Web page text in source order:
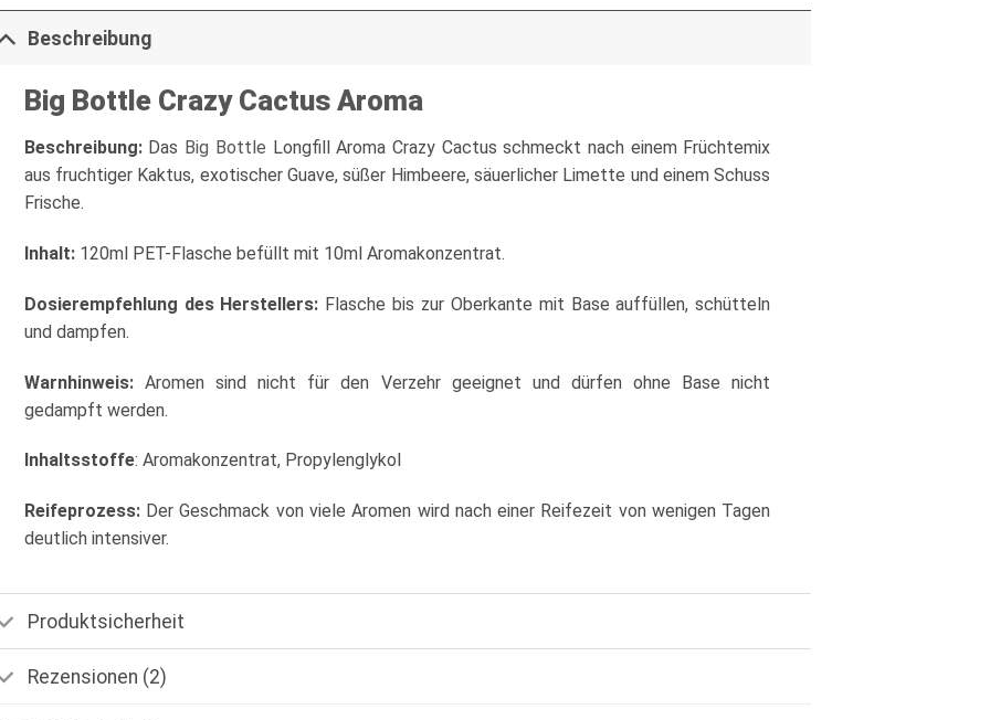
Beschreibung
Big Bottle Crazy Cactus Aroma
Beschreibung:Das Big Bottle Longfill Aroma Crazy Cactus schmeckt nach einem Früchtemix
aus fruchtiger Kaktus, exotischer Guave, süßer Himbeere, säuerlicher Limette und einem Schuss
Frische.
Inhalt:120ml PET-Flasche befüllt mit 10ml Aromakonzentrat.
Dosierempfehlung des Herstellers: Flasche bis zur Oberkante mit Base auffüllen, schütteln
und dampfen.
Warnhinweis:Aromen sind nicht für den Verzehr geeignet und dürfen ohne Base nicht
gedampft werden.
Inhaltsstoffe: Aromakonzentrat, Propylenglykol
Reifeprozess:Der Geschmack von viele Aromen wird nach einer Reifezeit von wenigen Tagen
deutlich intensiver.
Produktsicherheit
Rezensionen (2)